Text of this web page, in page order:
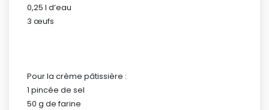
0,25 l d’eau
3 œufs
Pour la crème pâtissière :
1 pincée de sel
50 g de farine